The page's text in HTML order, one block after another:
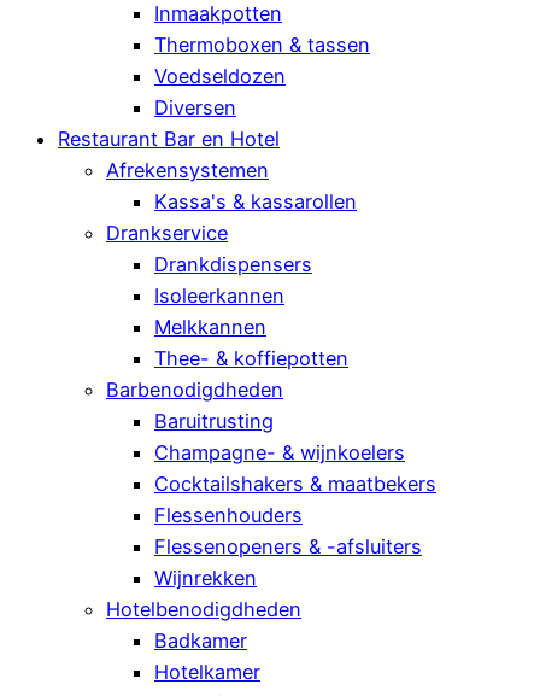
Inmaakpotten
Thermoboxen & tassen
Voedseldozen
Diversen
Restaurant Bar en Hotel
Afrekensystemen
Kassa's & kassarollen
Drankservice
Drankdispensers
Isoleerkannen
Melkkannen
Thee- & koffiepotten
Barbenodigdheden
Baruitrusting
Champagne- & wijnkoelers
Cocktailshakers & maatbekers
Flessenhouders
Flessenopeners & -afsluiters
Wijnrekken
Hotelbenodigdheden
Badkamer
Hotelkamer